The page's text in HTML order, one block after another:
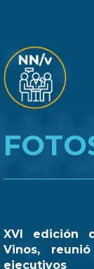
XVI edición
Vinos,
ejecutivos